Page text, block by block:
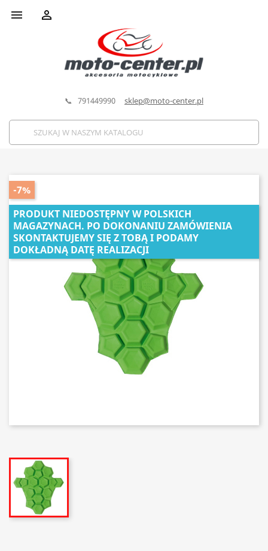
 
📞 791449990 sklep@moto-center.pl
-7%
PRODUKT NIEDOSTĘPNY W POLSKICH
MAGAZYNACH. PO DOKONANIU ZAMÓWIENIA
SKONTAKTUJEMY SIĘ Z TOBĄ I PODAMY
DOKŁADNĄ DATĘ REALIZACJI